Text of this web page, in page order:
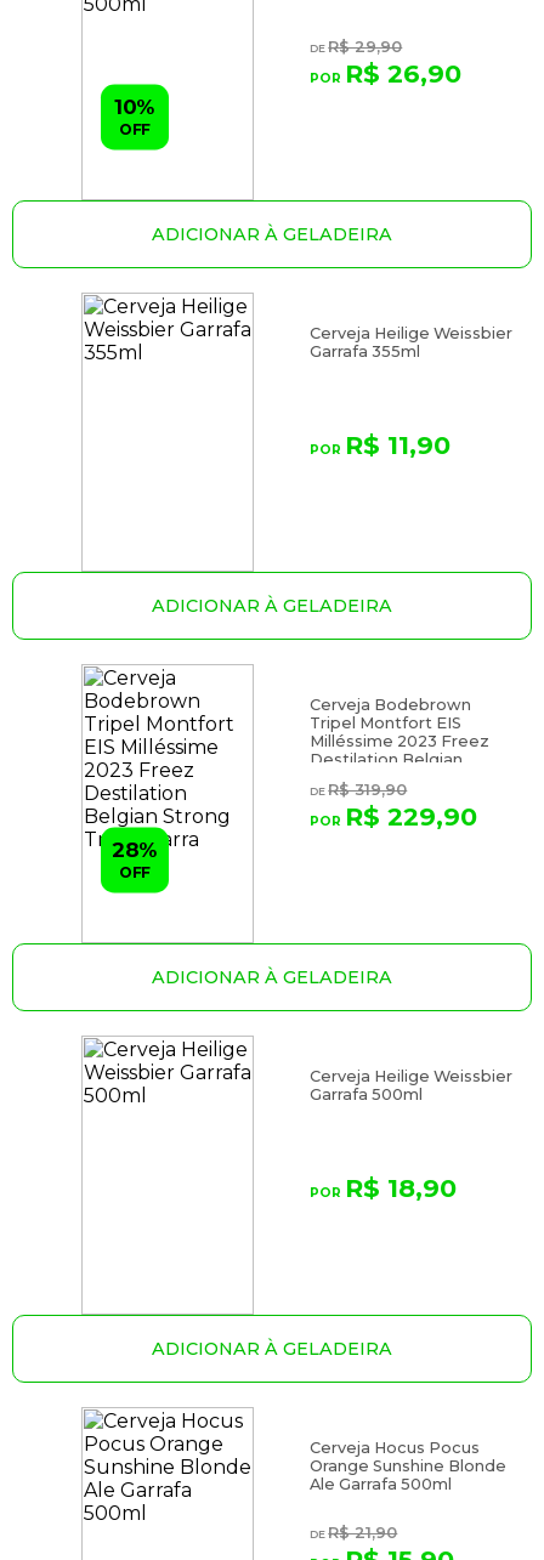
R$ 29,90
R$ 26,90
10%
OFF
ADICIONAR À GELADEIRA
Cerveja Heilige Weissbier
Garrafa 355ml
R$ 11,90
ADICIONAR À GELADEIRA
Cerveja Bodebrown
Tripel Montfort EIS
Milléssime 2023 Freez
Destilation Belgian
R$ 319,90
R$ 229,90
28%
OFF
ADICIONAR À GELADEIRA
Cerveja Heilige Weissbier
Garrafa 500ml
R$ 18,90
ADICIONAR À GELADEIRA
Cerveja Hocus Pocus
Orange Sunshine Blonde
Ale Garrafa 500ml
R$ 21,90